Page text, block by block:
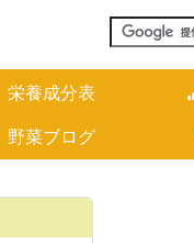
栄養成分表
野菜ブログ